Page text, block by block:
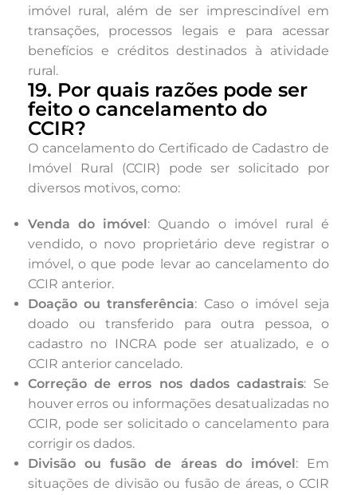
imóvel rural, além de ser imprescindível em
transações, processos legais e para acessar
benefícios e créditos destinados à atividade
rural.
19. Por quais razões pode ser
feito o cancelamento do
CCIR?
O cancelamento do Certificado de Cadastro de
Imóvel Rural (CCIR) pode ser solicitado por
diversos motivos, como:
Venda do imóvel : Quando o imóvel rural é
vendido, o novo proprietário deve registrar o
imóvel, o que pode levar ao cancelamento do
CCIR anterior.
Doação ou transferência: Caso o imóvel seja
doado ou transferido para outra pessoa, o
cadastro no INCRA pode ser atualizado, e o
CCIR anterior cancelado.
Correção de erros nos dados cadastrais: Se
houver erros ou informações desatualizadas no
CCIR, pode ser solicitado o cancelamento para
corrigir os dados.
Divisão ou fusão de áreas do imóvel : Em
situações de divisão ou fusão de áreas, o CCIR